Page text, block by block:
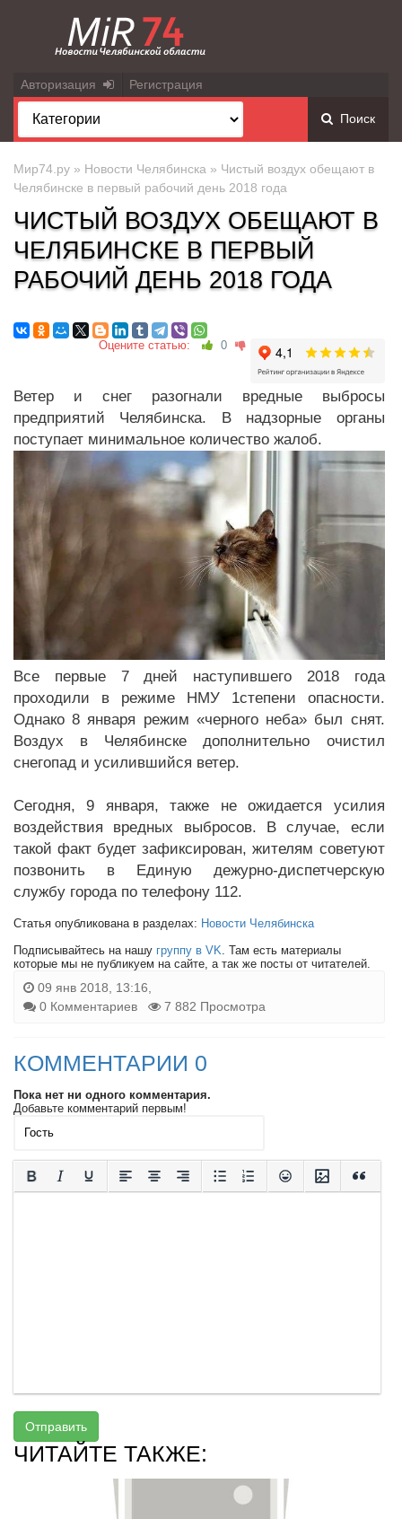
Авторизация Регистрация
Поиск
Мир74.ру » Новости Челябинска » Чистый воздух обещают в
Челябинске в первый рабочий день 2018 года
ЧИСТЫЙ ВОЗДУХ ОБЕЩАЮТ В
ЧЕЛЯБИНСКЕ В ПЕРВЫЙ
РАБОЧИЙ ДЕНЬ 2018 ГОДА
Оцените статью: 0
Ветер и снег разогнали вредные выбросы
предприятий Челябинска. В надзорные органы
поступает минимальное количество жалоб.
Все первые 7 дней наступившего 2018 года
проходили в режиме НМУ 1степени опасности.
Однако 8 января режим «черного неба» был снят.
Воздух в Челябинске дополнительно очистил
снегопад и усилившийся ветер.
Сегодня, 9 января, также не ожидается усилия
воздействия вредных выбросов. В случае, если
такой факт будет зафиксирован, жителям советуют
позвонить в Единую дежурно-диспетчерскую
службу города по телефону 112.
Статья опубликована в разделах: Новости Челябинска
Подписывайтесь на нашу группу в VK . Там есть материалы
которые мы не публикуем на сайте, а так же посты от читателей.
09 янв 2018, 13:16,
0 Комментариев
7 882 Просмотра
КОММЕНТАРИИ 0
Пока нет ни одного комментария.
Добавьте комментарий первым!
Отправить
ЧИТАЙТЕ ТАКЖЕ: